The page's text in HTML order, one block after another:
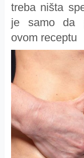
treba ništa
je samo da
ovom receptu